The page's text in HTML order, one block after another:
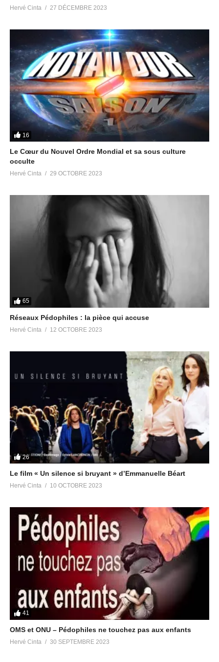
satanisme : bon courage à
tous les précurseurs pour
2019, nous faisons évoluer
la conscience collective !
2 janvier 2019
Dans "Pédocriminalité &
Satanisme"
Hervé Cinta 27 DÉCEMBRE 2023
16
Le Cœur du Nouvel Ordre Mondial et sa sous culture
occulte
Hervé Cinta 29 OCTOBRE 2023
65
Réseaux Pédophiles : la pièce qui accuse
Hervé Cinta 12 OCTOBRE 2023
26
Le film « Un silence si bruyant » d’Emmanuelle Béart
Hervé Cinta 10 OCTOBRE 2023
41
OMS et ONU – Pédophiles ne touchez pas aux enfants
Hervé Cinta 30 SEPTEMBRE 2023